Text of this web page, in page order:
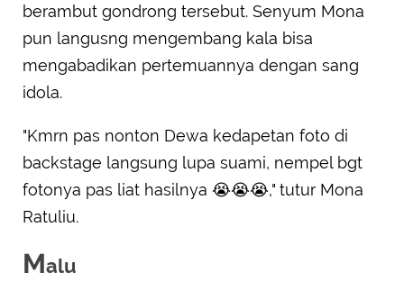
berambut gondrong tersebut. Senyum Mona
pun langusng mengembang kala bisa
mengabadikan pertemuannya dengan sang
idola.
"Kmrn pas nonton Dewa kedapetan foto di
backstage langsung lupa suami, nempel bgt
fotonya pas liat hasilnya 😭😭😭," tutur Mona
Ratuliu.
Malu